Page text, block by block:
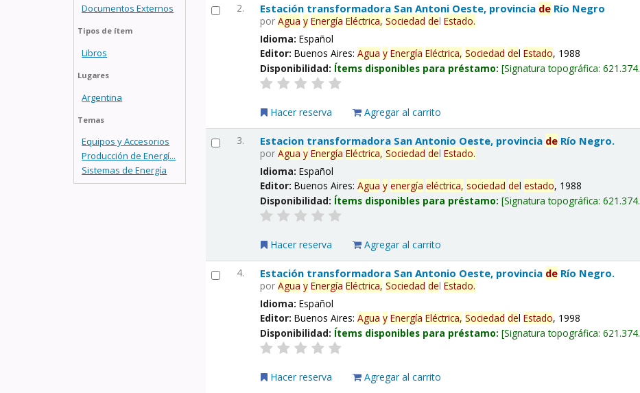
Documentos Externos
Tipos de ítem
Libros
Lugares
Argentina
Temas
Equipos y Accesorios
Producción de Energí...
Sistemas de Energía
2. Estación transformadora San Antoni Oeste, provincia de Río Negro
porAgua y Energía Eléctrica, Sociedad delEstado.
Idioma:Español
Editor:Buenos Aires:Agua y Energía Eléctrica, Sociedad delEstado, 1988
Disponibilidad: Ítems disponibles para préstamo: Signatura topográfica:
Hacer reserva Agregar al carrito
3. Estacion transformadora San Antonio Oeste, provincia de Río Negro.
porAgua y Energía Eléctrica, Sociedad delEstado.
Idioma:Español
Editor:Buenos Aires:Agua y energía eléctrica, sociedad delestado, 1988
Disponibilidad: Ítems disponibles para préstamo: Signatura topográfica:
Hacer reserva Agregar al carrito
4. Estación transformadora San Antonio Oeste, provincia de Río Negro.
porAgua y Energía Eléctrica, Sociedad delEstado.
Idioma:Español
Editor:Buenos Aires:Agua y Energía Eléctrica, Sociedad delEstado, 1998
Disponibilidad: Ítems disponibles para préstamo: Signatura topográfica:
Hacer reserva Agregar al carrito